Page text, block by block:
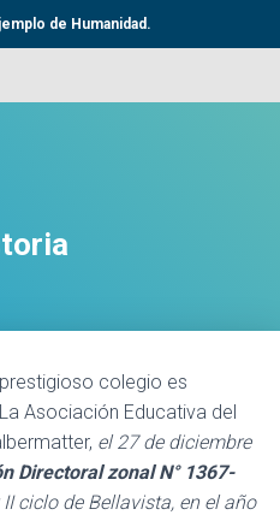
de Humanidad.
colegio es
. La Asociación Educativa del
el 27 de diciembre
Directoral zonal N° 1367-
ciclo de Bellavista, en el año